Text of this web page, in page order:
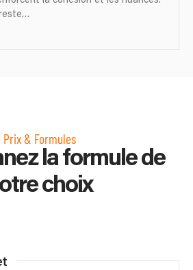
Prix & Formules
la formule de
choix